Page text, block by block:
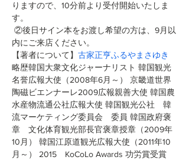
りますので、10分前より受付開始いたしま
す。
②後日サイン本をお渡し希望の方は、9月以
内にご来店ください。
【著者について】 古家正亨ふるやまさゆき
略歴韓国大衆文化ジャーナリスト 韓国観光
名誉広報大使（2008年6月～） 京畿道世界
陶磁ビエンナーレ2009広報親善大使 韓国農
水産物流通公社広報大使 韓国観光公社　韓
流マーケティング委員会　委員 韓国政府褒
章　文化体育観光部長官褒章授章（2009年
10月） 韓国江原道観光広報大使（2011年10
月～） 2015　KoCoLo Awards 功労賞受賞